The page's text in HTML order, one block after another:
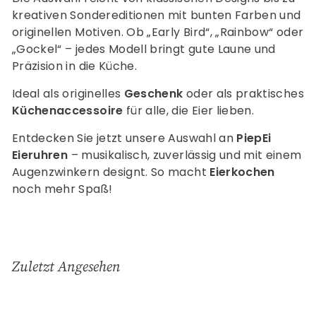
kreativen Sondereditionen mit bunten Farben und
originellen Motiven. Ob „Early Bird“, „Rainbow“ oder
„Gockel“ – jedes Modell bringt gute Laune und
Präzision in die Küche.
Ideal als originelles Geschenk oder als praktisches
Küchenaccessoire für alle, die Eier lieben.
Entdecken Sie jetzt unsere Auswahl an PiepEi
Eieruhren – musikalisch, zuverlässig und mit einem
Augenzwinkern designt. So macht Eierkochen
noch mehr Spaß!
Zuletzt Angesehen